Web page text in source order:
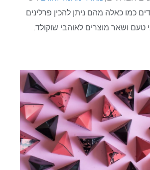
כמו כאלה מהם ניתן להכין פרלינים
ושאר מוצרים לאוהבי שוקולד.